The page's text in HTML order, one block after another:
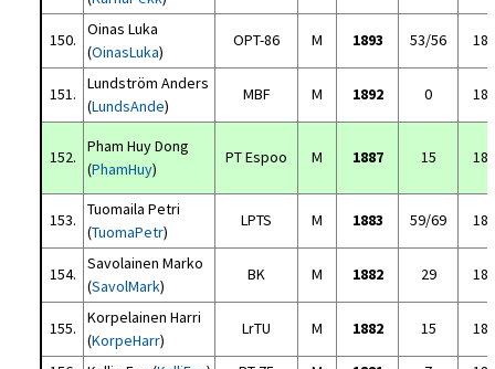
150.
Oinas Luka
(OinasLuka)
OPT-86 M 1893 53/56
151.
Lundström Anders
(LundsAnde)
MBF M 1892 0
152.
Pham Huy Dong
(PhamHuy)
PT Espoo M 1887 15
153.
Tuomaila Petri
(TuomaPetr)
LPTS M 1883 59/69
154.
Savolainen Marko
(SavolMark)
BK M 1882 29
155.
Korpelainen Harri
(KorpeHarr)
LrTU M 1882 15